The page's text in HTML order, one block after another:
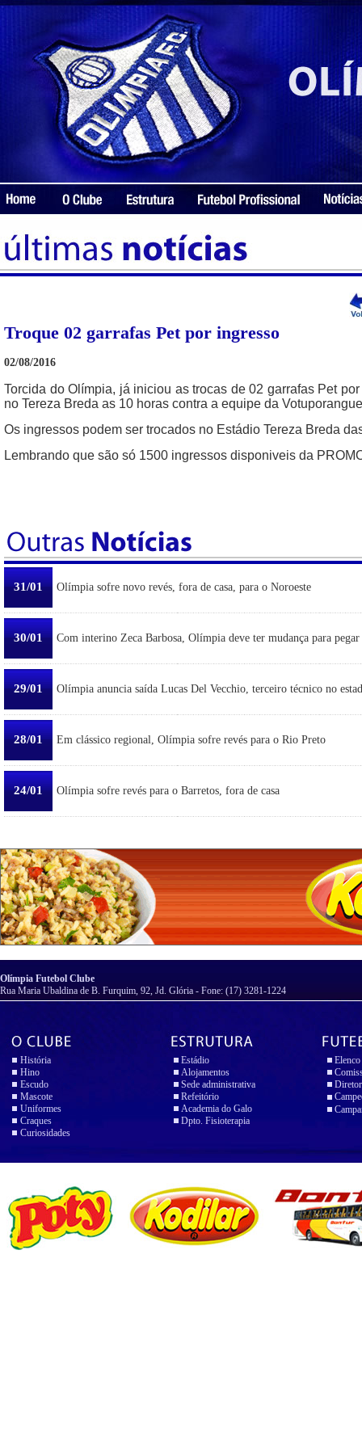
Troque 02 garrafas Pet por ingresso
02/08/2016
Torcida do Olímpia, já iniciou as trocas de 02 garrafas Pet
no Tereza Breda as 10 horas contra a equipe da
Os ingressos podem ser trocados no Estádio Tereza Breda
Lembrando que são só 1500 ingressos disponiveis da
31/01 Olímpia sofre novo revés, fora de casa, para o Noroeste
30/01 Com interino Zeca Barbosa, Olímpia deve ter mudança para pegar
29/01 Olímpia anuncia saída Lucas Del Vecchio, terceiro técnico no
28/01 Em clássico regional, Olímpia sofre revés para o Rio Preto
24/01 Olímpia sofre revés para o Barretos, fora de casa
Olímpia Futebol Clube
Rua Maria Ubaldina de B. Furquim, 92, Jd. Glória - Fone: (17) 3281-1224
História
Hino
Escudo
Mascote
Uniformes
Craques
Curiosidades
Estádio
Alojamentos
Sede administrativa
Refeitório
Academia do Galo
Dpto. Fisioterapia
Elenco